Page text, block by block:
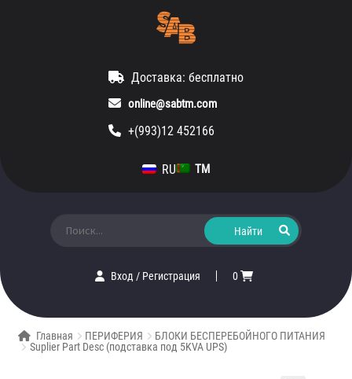
Доставка: бесплатно
online@sabtm.com
+(993)12 452166
RU TM
Вход/ Регистрация 0
Главная ПЕРИФЕРИЯ
БЛОКИ БЕСПЕРЕБОЙНОГО ПИТАНИЯ
Suplier Part Desc (подставка под 5KVA UPS)